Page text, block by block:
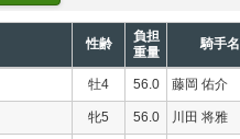
性齢
負担
重量
騎手名
牡4 56.0 藤岡 佑介
牝5 56.0 川田 将雅